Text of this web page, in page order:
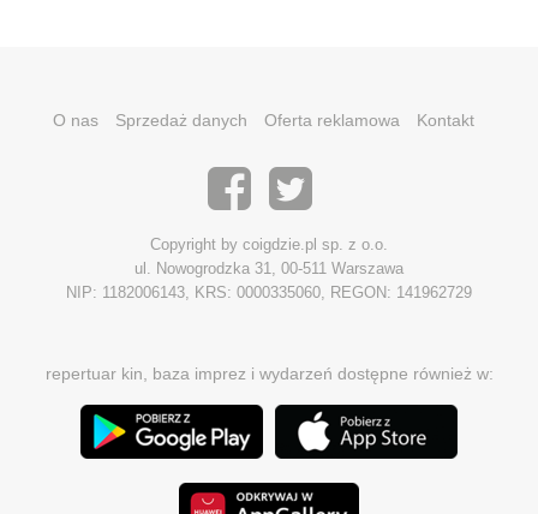
O nas Sprzedaż danych Oferta reklamowa Kontakt
Copyright by coigdzie.pl sp. z o.o.
ul. Nowogrodzka 31, 00-511 Warszawa
NIP: 1182006143, KRS: 0000335060, REGON: 141962729
repertuar kin, baza imprez i wydarzeń dostępne również w: